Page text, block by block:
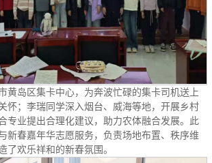
黄岛区集卡中心，为奔波忙碌的集卡司机送上
怀；李瑞同学深入烟台、威海等地，开展乡村
专业提出合理化建议，助力农体融合发展。此
新春嘉年华志愿服务，负责场地布置、秩序维
了欢乐祥和的新春氛围。